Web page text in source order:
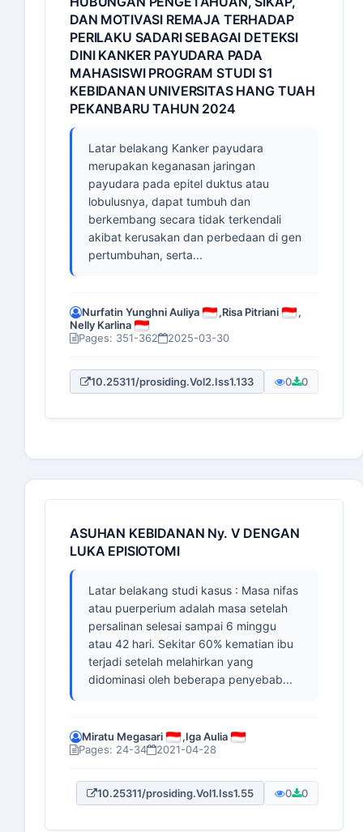
DAN MOTIVASI REMAJA TERHADAP
PERILAKU SADARI SEBAGAI DETEKSI
DINI KANKER PAYUDARA PADA
MAHASISWI PROGRAM STUDI S1
KEBIDANAN UNIVERSITAS HANG TUAH
PEKANBARU TAHUN 2024
Latar belakang Kanker payudara
merupakan keganasan jaringan
payudara pada epitel duktus atau
lobulusnya, dapat tumbuh dan
berkembang secara tidak terkendali
akibat kerusakan dan perbedaan di gen
pertumbuhan, serta...
Nurfatin Yunghni Auliya ,Risa Pitriani
,
Nelly Karlina
Pages: 351-362
2025-03-30
10.25311/prosiding.Vol2.Iss1.133 0 0
ASUHAN KEBIDANAN Ny. V DENGAN
LUKA EPISIOTOMI
Latar belakang studi kasus : Masa nifas
atau puerperium adalah masa setelah
persalinan selesai sampai 6 minggu
atau 42 hari. Sekitar 60% kematian ibu
terjadi setelah melahirkan yang
didominasi oleh beberapa penyebab...
Miratu Megasari ,Iga Aulia
Pages: 24-34
2021-04-28
10.25311/prosiding.Vol1.Iss1.55 0 0